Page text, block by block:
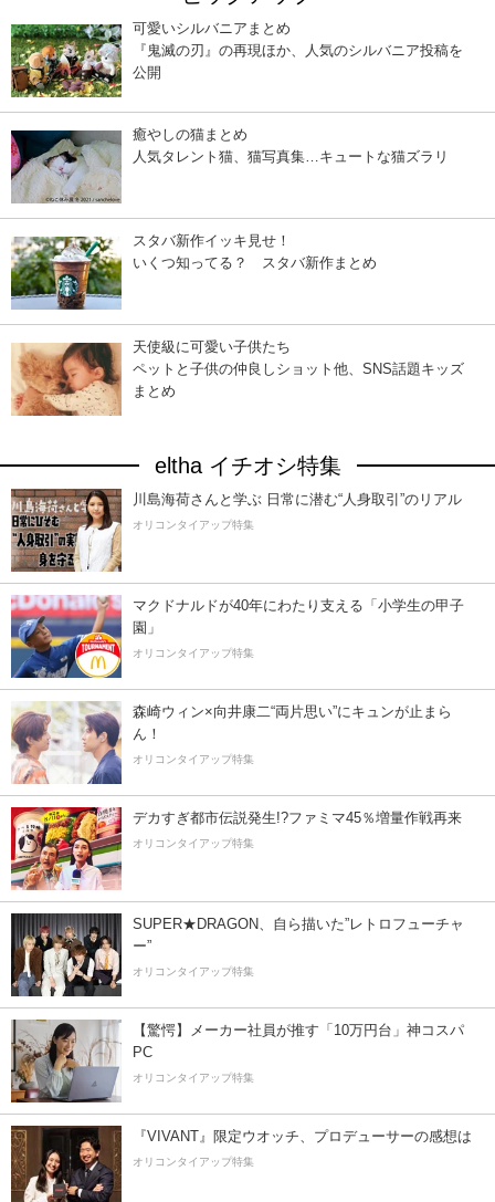
可愛いシルバニアまとめ
『鬼滅の刃』の再現ほか、人気のシルバニア投稿を
公開
癒やしの猫まとめ
人気タレント猫、猫写真集…キュートな猫ズラリ
スタバ新作イッキ見せ！
いくつ知ってる？ スタバ新作まとめ
天使級に可愛い子供たち
ペットと子供の仲良しショット他、SNS話題キッズ
まとめ
eltha イチオシ特集
川島海荷さんと学ぶ 日常に潜む“人身取引”のリアル
オリコンタイアップ特集
マクドナルドが40年にわたり支える「小学生の甲子
園」
オリコンタイアップ特集
森崎ウィン×向井康二“両片思い”にキュンが止まら
ん！
オリコンタイアップ特集
デカすぎ都市伝説発生!?ファミマ45％増量作戦再来
オリコンタイアップ特集
SUPER★DRAGON、自ら描いた”レトロフューチャ
ー”
オリコンタイアップ特集
【驚愕】メーカー社員が推す「10万円台」神コスパ
PC
オリコンタイアップ特集
『VIVANT』限定ウオッチ、プロデューサーの感想は
オリコンタイアップ特集